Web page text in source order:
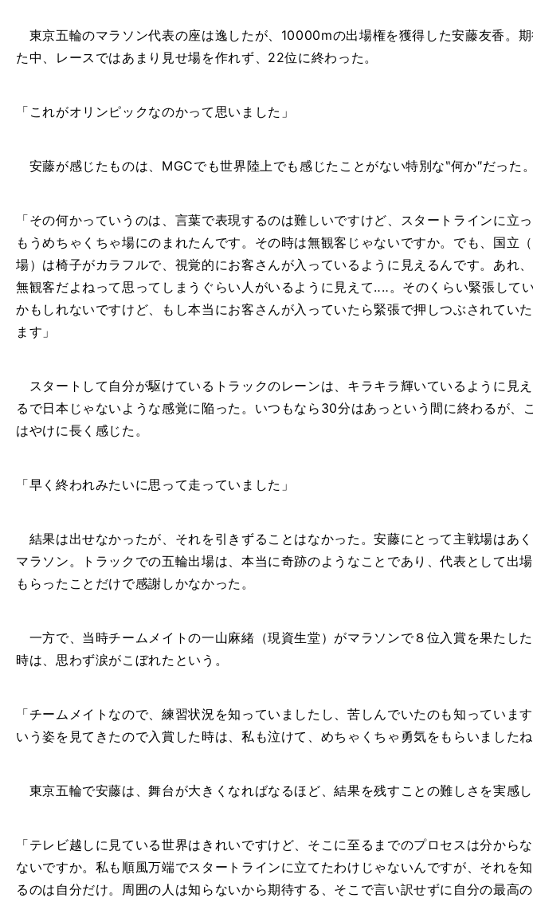
東京五輪のマラソン代表の座は逸したが、 10000mの出場権を獲得した安藤友香。
た中、レースではあまり見せ場を作れず、 22位に終わった。
「これがオリンピックなのかって思いました」
安藤が感じたものは、 MGCでも世界陸上でも感じたことがない特別な‶何か″だった。
「その何かっていうのは、言葉で表現するのは難しいですけど、スタートラインに立っ
もうめちゃくちゃ場にのまれたんです。その時は無観客じゃないですか。でも、国立
場）は椅子がカラフルで、視覚的にお客さんが入っているように見えるんです。あれ
無観客だよねって思ってしまうぐらい人がいるように見えて‥‥。そのくらい緊張して
かもしれないですけど、もし本当にお客さんが入っていたら緊張で押しつぶされてい
ます」
スタートして自分が駆けているトラックのレーンは、キラキラ輝いているように見え
るで日本じゃないような感覚に陥った。いつもなら 30分はあっという間に終わるが、
はやけに長く感じた。
「早く終われみたいに思って走っていました」
結果は出せなかったが、それを引きずることはなかった。安藤にとって主戦場はあ
マラソン。トラックでの五輪出場は、本当に奇跡のようなことであり、代表として出
もらったことだけで感謝しかなかった。
一方で、当時チームメイトの一山麻緒（現資生堂）がマラソンで８位入賞を果たし
時は、思わず涙がこぼれたという。
「チームメイトなので、練習状況を知っていましたし、苦しんでいたのも知っていま
いう姿を見てきたので入賞した時は、私も泣けて、めちゃくちゃ勇気をもらいましたね
東京五輪で安藤は、舞台が大きくなればなるほど、結果を残すことの難しさを実感し
「テレビ越しに見ている世界はきれいですけど、そこに至るまでのプロセスは分から
ないですか。私も順風万端でスタートラインに立てたわけじゃないんですが、それを
るのは自分だけ。周囲の人は知らないから期待する、そこで言い訳せずに自分の最高
M GC
」 10000